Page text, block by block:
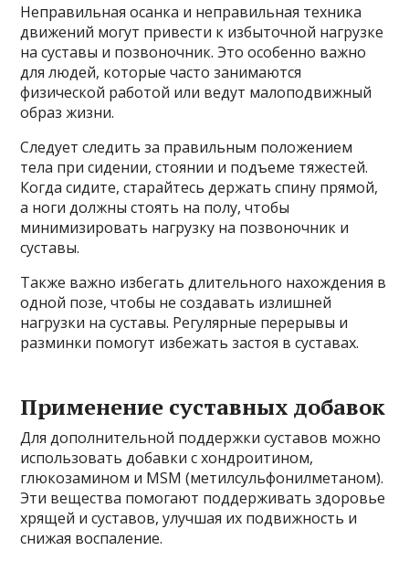
Неправильная осанка и неправильная техника
движений могут привести к избыточной нагрузке
на суставы и позвоночник. Это особенно важно
для людей, которые часто занимаются
физической работой или ведут малоподвижный
образ жизни.
Следует следить за правильным положением
тела при сидении, стоянии и подъеме тяжестей.
Когда сидите, старайтесь держать спину прямой,
а ноги должны стоять на полу, чтобы
минимизировать нагрузку на позвоночник и
суставы.
Также важно избегать длительного нахождения в
одной позе, чтобы не создавать излишней
нагрузки на суставы. Регулярные перерывы и
разминки помогут избежать застоя в суставах.
Применение суставных добавок
Для дополнительной поддержки суставов можно
использовать добавки с хондроитином,
глюкозамином и MSM (метилсульфонилметаном).
Эти вещества помогают поддерживать здоровье
хрящей и суставов, улучшая их подвижность и
снижая воспаление.